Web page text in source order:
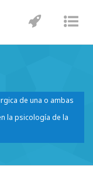
de una o ambas
la psicología de la